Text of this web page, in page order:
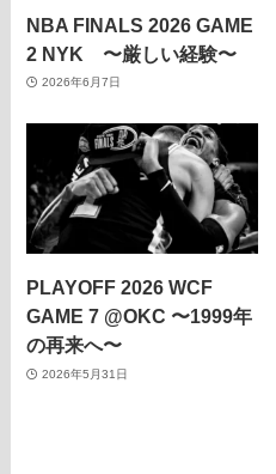
NBA FINALS 2026 GAME
2 NYK 〜厳しい経験〜
2026年6月7日
PLAYOFF 2026 WCF
GAME 7 @OKC 〜1999年
の再来へ〜
2026年5月31日